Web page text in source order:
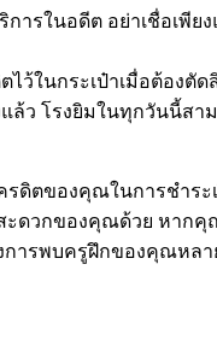
รในอดีต อย่าเชื่อเพีย
ว้ในกระเป๋าเมื่อต้องตัด
แล้ว โรงยิมในทุกวันนี้
ตของคุณในการชำระ
ดวกของคุณด้วย หากคุ
ารพบครูฝึกของคุณหล